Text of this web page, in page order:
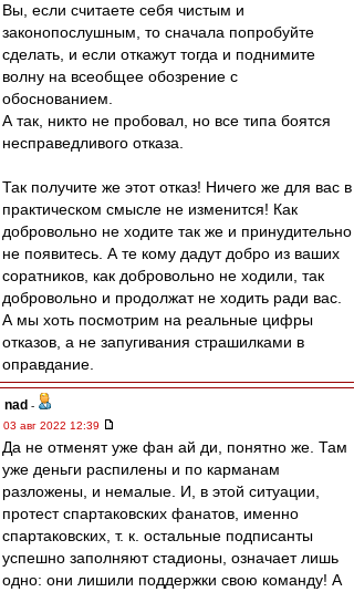
Вы, если считаете себя чистым и
законопослушным, то сначала попробуйте
сделать, и если откажут тогда и поднимите
волну на всеобщее обозрение с
обоснованием.
А так, никто не пробовал, но все типа боятся
несправедливого отказа.
Так получите же этот отказ! Ничего же для вас в
практическом смысле не изменится! Как
добровольно не ходите так же и принудительно
не появитесь. А те кому дадут добро из ваших
соратников, как добровольно не ходили, так
добровольно и продолжат не ходить ради вас.
А мы хоть посмотрим на реальные цифры
отказов, а не запугивания страшилками в
оправдание.
nad -
03 авг 2022 12:39
Да не отменят уже фан ай ди, понятно же. Там
уже деньги распилены и по карманам
разложены, и немалые. И, в этой ситуации,
протест спартаковских фанатов, именно
спартаковских, т. к. остальные подписанты
успешно заполняют стадионы, означает лишь
одно: они лишили поддержки свою команду! А